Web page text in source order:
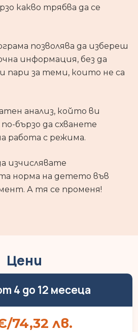
какво трябва да се
позволява да избереш
информация, без да
пари за теми, които не са
анализ, който ви
бързо да схванете
работа с режима.
изчислявате
норма на детето във
А тя се променя!
Цени
4 до 12 месеца
74,32 лв.